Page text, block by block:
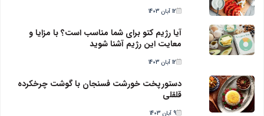
12 آبان 1403
آیا رژیم کتو برای شما مناسب است؟ با مزایا و
معایت این رژیم آشنا شوید
12 آبان 1403
دستورپخت خورشت فسنجان با گوشت چرخکرده
قلقلی
9 آبان 1403